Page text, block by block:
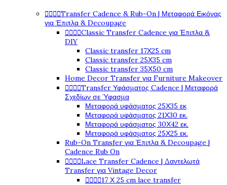
Transfer Cadence & Rub-On | Μεταφορά Εικόνας
για Έπιπλα & Decoupage
Classic Transfer Cadence για Έπιπλα &
DIY
Classic transfer 17Χ25 cm
Classic transfer 25Χ35 cm
Classic transfer 35Χ50 cm
Home Decor Transfer για Furniture Makeover
Transfer Υφάσματος Cadence | Μεταφορά
Σχεδίων σε Ύφασμα
Μεταφορά υφάσματος 25Χ35 εκ
Μεταφορά υφάσματος 21Χ30 εκ.
Μεταφορά υφάσματος 30Χ42 εκ.
Μεταφορά υφάσματος 25Χ25 εκ.
Rub-On Transfer για Έπιπλα & Decoupage |
Cadence Rub On
Lace Transfer Cadence | Δαντελωτά
Transfer για Vintage Decor
17 Χ 25 cm lace transfer